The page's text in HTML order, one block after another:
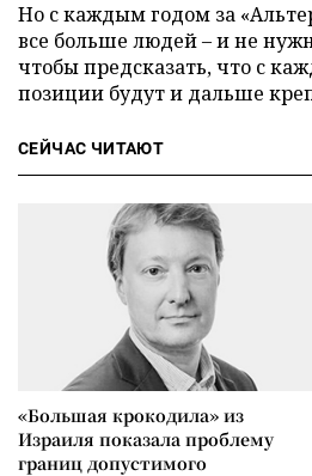
Но с каждым годом за
все больше людей – и не
чтобы предсказать, что с
позиции будут и дальше
СЕЙЧАС ЧИТАЮТ
«Большая крокодила» из
Израиля показала проблему
границ допустимого